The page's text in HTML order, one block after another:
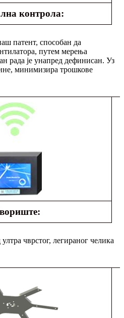
контрола:
патент, способан да
путем мерења
рада је унапред дефинисан. Уз
минимизира трошкове
чврстог, легираног челика